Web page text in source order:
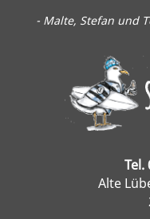
- Malte, Stefan und
Tel.
Alte